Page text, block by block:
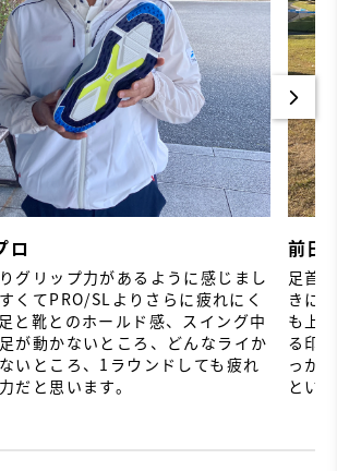
ロ
グリップ力があるように感じまし
くてPRO/SLよりさらに疲れにく
と靴とのホールド感、スイング中
が動かないところ、どんなライか
いところ、1ラウンドしても疲れ
だと思います。
前田
足首
きに
も上
る印
っか
とい